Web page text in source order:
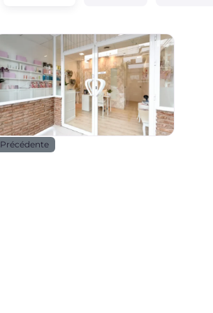
Beauté _ santé
Précédente